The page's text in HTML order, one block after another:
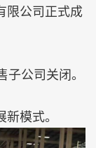
限公司正式成
子公司关闭。
模式。